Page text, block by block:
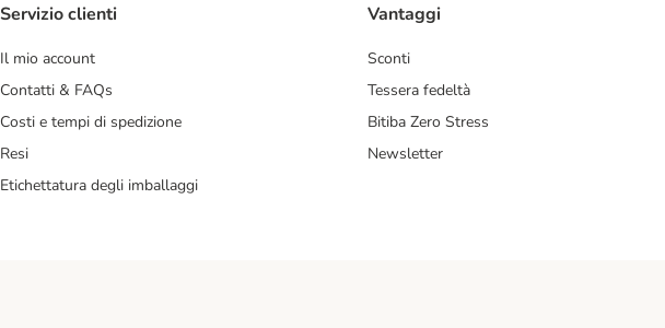
Servizio clienti
Il mio account
Contatti & FAQs
Costi e tempi di spedizione
Resi
Etichettatura degli imballaggi
Vantaggi
Sconti
Tessera fedeltà
Bitiba Zero Stress
Newsletter